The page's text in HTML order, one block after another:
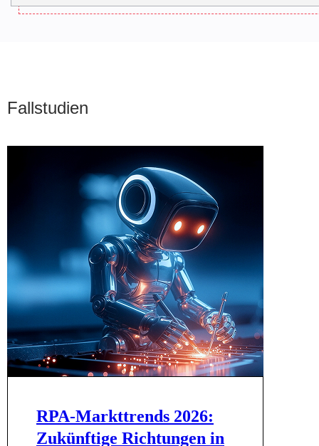
Fallstudien
RPA-Markttrends 2026:
Zukünftige Richtungen in